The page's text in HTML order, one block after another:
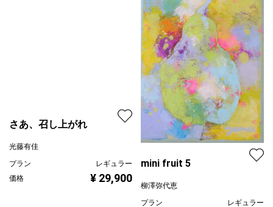
光藤有佳
プラン
価格
¥ 29,900
mini fruit 5
柳澤弥代恵
プラン
価格
¥ 10,000